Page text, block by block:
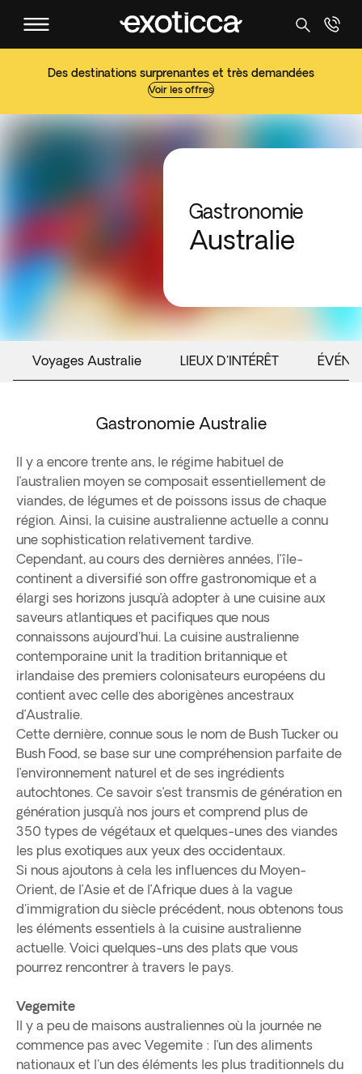
Des destinations surprenantes et très demandées
Voir les offres
Gastronomie
Australie
Voyages Australie LIEUX D'INTÉRÊT
Gastronomie Australie
Il y a encore trente ans, le régime habituel de
l’australien moyen se composait essentiellement de
viandes, de légumes et de poissons issus de chaque
région. Ainsi, la cuisine australienne actuelle a connu
une sophistication relativement tardive.
Cependant, au cours des dernières années, l’île-
continent a diversifié son offre gastronomique et a
élargi ses horizons jusqu’à adopter à une cuisine aux
saveurs atlantiques et pacifiques que nous
connaissons aujourd'hui. La cuisine australienne
contemporaine unit la tradition britannique et
irlandaise des premiers colonisateurs européens du
contient avec celle des aborigènes ancestraux
d’Australie.
Cette dernière, connue sous le nom de Bush Tucker ou
Bush Food, se base sur une compréhension parfaite de
l’environnement naturel et de ses ingrédients
autochtones. Ce savoir s’est transmis de génération en
génération jusqu’à nos jours et comprend plus de
350 types de végétaux et quelques-unes des viandes
les plus exotiques aux yeux des occidentaux.
Si nous ajoutons à cela les influences du Moyen-
Orient, de l’Asie et de l’Afrique dues à la vague
d'immigration du siècle précédent, nous obtenons tous
les éléments essentiels à la cuisine australienne
actuelle. Voici quelques-uns des plats que vous
pourrez rencontrer à travers le pays.
Vegemite
Il y a peu de maisons australiennes où la journée ne
commence pas avec Vegemite : l’un des aliments
nationaux et l'un des éléments les plus traditionnels du